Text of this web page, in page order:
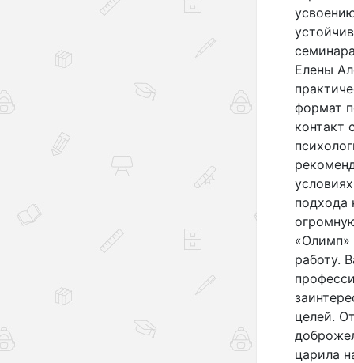
Елены
формат
контакт
«Олимп»
работу.
целей.
царила